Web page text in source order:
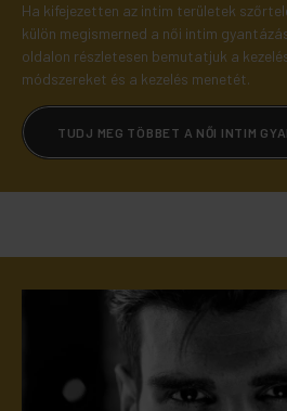
Ha kifejezetten az intim területek
külön megismerned a női intim
oldalon részletesen bemutatjuk a
módszereket és a kezelés menetét.
TUDJ MEG TÖBBET A NŐI INTIM